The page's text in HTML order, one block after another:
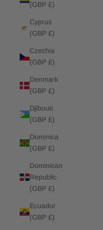
(GBP £)
Cyprus
(GBP £)
Czechia
(GBP £)
Denmark
(GBP £)
Djibouti
(GBP £)
Dominica
(GBP £)
Dominican
Republic
(GBP £)
Ecuador
(GBP £)